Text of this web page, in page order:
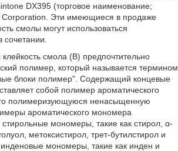
DX395 (торговое наименование;
Corporation. Эти имеющиеся в продаже
смолы могут использоваться
смола (B) предпочтительно
полимер, который называется термином
блоки полимер". Содержащий концевые
собой полимер ароматического
полимеризующуюся ненасыщенную
ароматического мономера
мономеры, такие как стирол, α-
метоксистирол, трет-бутилстирол и
мономеры, такие как инден и